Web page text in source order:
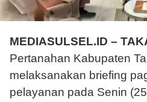
MEDIASULSEL.ID –
Pertanahan Kabupaten
melaksanakan briefing
pelayanan pada Senin